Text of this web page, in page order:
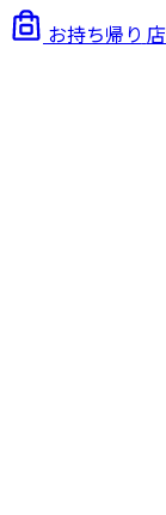
お持ち帰り